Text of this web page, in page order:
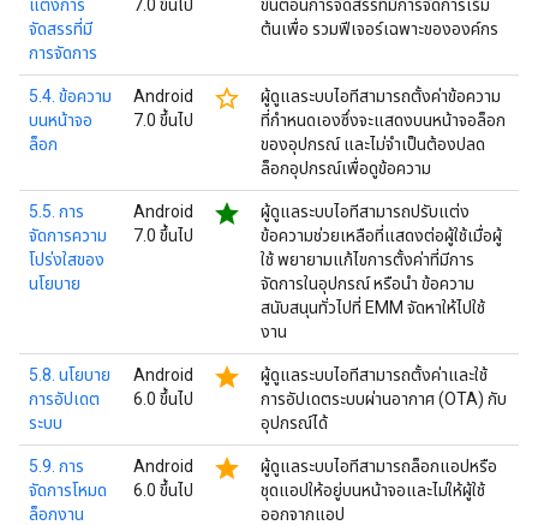
แต่งการ
จัดสรรที่มี
การจัดการ
7.0 ขึ้นไป
ขั้นตอนการจัดสรรที่มีการจัดการเริ่ม
ต้นเพื่อ รวมฟีเจอร์เฉพาะขององค์กร
5.4. ข้อความ
บนหน้าจอ
ล็อก
Android
7.0 ขึ้นไป
star_border
ผู้ดูแลระบบไอทีสามารถตั้งค่าข้อความ
ที่กำหนดเองซึ่งจะแสดงบนหน้าจอล็อก
ของอุปกรณ์ และไม่จำเป็นต้องปลด
ล็อกอุปกรณ์เพื่อดูข้อความ
5.5. การ
จัดการความ
โปร่งใสของ
นโยบาย
Android
7.0 ขึ้นไป
star
ผู้ดูแลระบบไอทีสามารถปรับแต่ง
ข้อความช่วยเหลือที่แสดงต่อผู้ใช้เมื่อผู้
ใช้ พยายามแก้ไขการตั้งค่าที่มีการ
จัดการในอุปกรณ์ หรือนำ ข้อความ
สนับสนุนทั่วไปที่ EMM จัดหาให้ไปใช้
งาน
5.8. นโยบาย
การอัปเดต
ระบบ
Android
6.0 ขึ้นไป
star
ผู้ดูแลระบบไอทีสามารถตั้งค่าและใช้
การอัปเดตระบบผ่านอากาศ (OTA) กับ
อุปกรณ์ได้
5.9. การ
จัดการโหมด
ล็อกงาน
Android
6.0 ขึ้นไป
star
ผู้ดูแลระบบไอทีสามารถล็อกแอปหรือ
ชุดแอปให้อยู่บนหน้าจอและไม่ให้ผู้ใช้
ออกจากแอป